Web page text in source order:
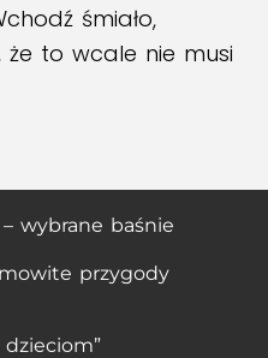
śmiało,
że to wcale nie musi
wybrane baśnie
przygody